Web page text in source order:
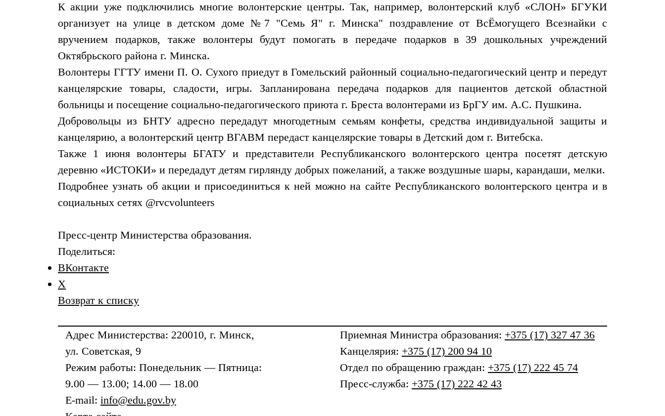
К акции уже подключились многие волонтерские центры. Так, например, волонтерский клуб «СЛОН» БГУКИ
организует на улице в детском доме №7 "Семь Я" г. Минска" поздравление от ВсЁмогущего Всезнайки с
вручением подарков, также волонтеры будут помогать в передаче подарков в 39 дошкольных учреждений
Октябрьского района г. Минска.
Волонтеры ГГТУ имени П. О. Сухого приедут в Гомельский районный социально-педагогический центр и передут
канцелярские товары, сладости, игры. Запланирована передача подарков для пациентов детской областной
больницы и посещение социально-педагогического приюта г. Бреста волонтерами из БрГУ им. А.С. Пушкина.
Добровольцы из БНТУ адресно передадут многодетным семьям конфеты, средства индивидуальной защиты и
канцелярию, а волонтерский центр ВГАВМ передаст канцелярские товары в Детский дом г. Витебска.
Также 1 июня волонтеры БГАТУ и представители Республиканского волонтерского центра посетят детскую
деревню «ИСТОКИ» и передадут детям гирлянду добрых пожеланий, а также воздушные шары, карандаши, мелки.
Подробнее узнать об акции и присоединиться к ней можно на сайте Республиканского волонтерского центра и в
социальных сетях @rvcvolunteers
Пресс-центр Министерства образования.
Поделиться:
ВКонтакте
X
Возврат к списку
Адрес Министерства: 220010, г. Минск,
ул. Советская, 9
Режим работы: Понедельник — Пятница:
9.00 — 13.00; 14.00 — 18.00
E-mail: info@edu.gov.by
Приемная Министра образования: +375 (17) 327 47 36
Канцелярия: +375 (17) 200 94 10
Отдел по обращению граждан: +375 (17) 222 45 74
Пресс-служба: +375 (17) 222 42 43